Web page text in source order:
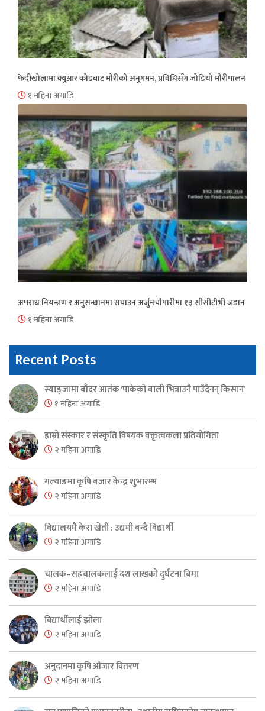
फेदीखोलामा क्युआर कोडबाट मौरीको अनुगमन, प्रविधिसँग जोडियो मौरीपालन
१ महिना अगाडि
अपराध नियन्त्रण र अनुसन्धानमा सघाउन अर्जुनचौपारीमा १३ सीसीटीभी जडान
१ महिना अगाडि
Recent Posts
स्याङ्जामा बाँदर आतंक ‘पाकेको बाली भित्राउनै पाउँदैनन् किसान’
१ महिना अगाडि
हाम्रो संस्कार र संस्कृति विषयक वक्तृत्वकला प्रतियोगिता
२ महिना अगाडि
गल्याङमा कृषि बजार केन्द्र शुभारम्भ
२ महिना अगाडि
विद्यालयमै केरा खेती : उद्यमी बन्दै विद्यार्थी
२ महिना अगाडि
चालक–सहचालकलाई दश लाखको दुर्घटना बिमा
२ महिना अगाडि
विद्यार्थीलाई झोला
२ महिना अगाडि
अनुदानमा कृषि औजार वितरण
२ महिना अगाडि